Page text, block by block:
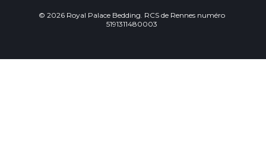
© 2026 Royal Palace Bedding. RCS de Rennes numéro
5191311480003